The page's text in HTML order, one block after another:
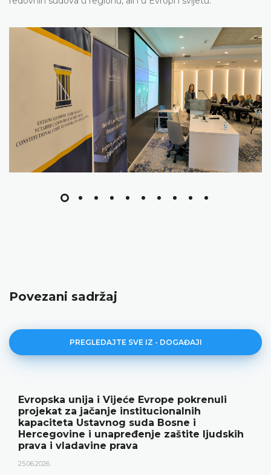
Povezani sadržaj
PREGLEDAJTE SVE IZ - DOGAĐAJI
Ustavni sud BiH predstavio godišnje
rezultate rada i novu publikaciju „Godišnjak“
18.05.2026.
Ustavni sud Bosne i Hercegovine je 15. maja 2026.
godine održao konferenciju za medije na kojoj su